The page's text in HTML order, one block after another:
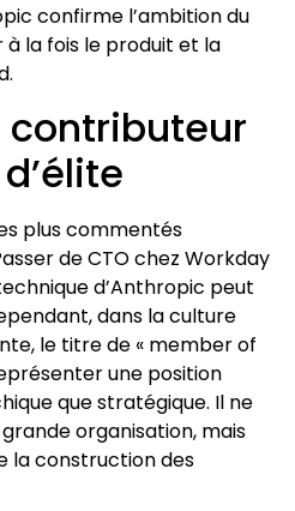
confirme l’ambition du
la fois le produit et la
contributeur
plus commentés
de CTO chez Workday
d’Anthropic peut
dans la culture
le titre de « member of
une position
que stratégique. Il ne
organisation, mais
la construction des